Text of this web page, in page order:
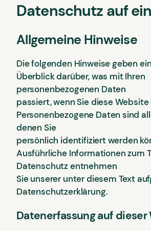
Datenschutz auf
Allgemeine Hinweise
Die folgenden Hinweise geben
Überblick darüber, was mit Ihren
personenbezogenen Daten
passiert, wenn Sie diese
Personenbezogene Daten sind
denen Sie
persönlich identifiziert werden
Ausführliche Informationen zum
Datenschutz entnehmen
Sie unserer unter diesem Text
Datenschutzerklärung.
Datenerfassung auf